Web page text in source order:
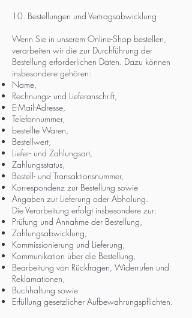
10. Bestellungen und Vertragsabwicklung
Wenn Sie in unserem Online-Shop bestellen,
verarbeiten wir die zur Durchführung der
Bestellung erforderlichen Daten. Dazu können
insbesondere gehören:
Name,
Rechnungs- und Lieferanschrift,
E-Mail-Adresse,
Telefonnummer,
bestellte Waren,
Bestellwert,
Liefer- und Zahlungsart,
Zahlungsstatus,
Bestell- und Transaktionsnummer,
Korrespondenz zur Bestellung sowie
Angaben zur Lieferung oder Abholung.
Die Verarbeitung erfolgt insbesondere zur:
Prüfung und Annahme der Bestellung,
Zahlungsabwicklung,
Kommissionierung und Lieferung,
Kommunikation über die Bestellung,
Bearbeitung von Rückfragen, Widerrufen und
Reklamationen,
Buchhaltung sowie
Erfüllung gesetzlicher Aufbewahrungspflichten.